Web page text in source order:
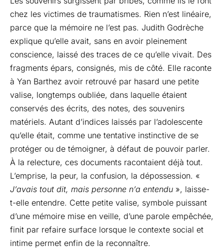
chez les victimes de traumatismes. Rien n’est linéaire,
parce que la mémoire ne l’est pas. Judith Godrèche
explique qu’elle avait, sans en avoir pleinement
conscience, laissé des traces de ce qu’elle vivait. Des
fragments épars, consignés, mis de côté. Elle raconte
à Yan Barthez avoir retrouvé par hasard une petite
valise, longtemps oubliée, dans laquelle étaient
conservés des écrits, des notes, des souvenirs
matériels. Autant d’indices laissés par l’adolescente
qu’elle était, comme une tentative instinctive de se
protéger ou de témoigner, à défaut de pouvoir parler.
À la relecture, ces documents racontaient déjà tout.
L’emprise, la peur, la confusion, la dépossession. «
J’avais tout dit, mais personne n’a entendu », laisse-
t-elle entendre. Cette petite valise, symbole puissant
d’une mémoire mise en veille, d’une parole empêchée,
finit par refaire surface lorsque le contexte social et
intime permet enfin de la reconnaître.